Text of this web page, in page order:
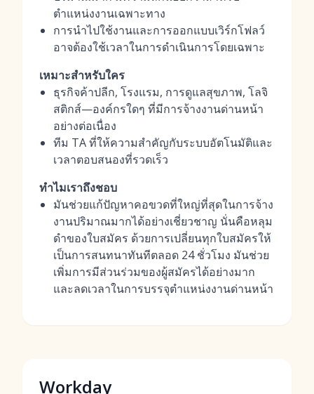
ตำแหน่งงานเฉพาะทาง
การนำไปใช้งานและการออกแบบเวิร์กโฟลว์
อาจต้องใช้เวลาในการดำเนินการโดยเฉพาะ
เหมาะสำหรับใคร
ธุรกิจค้าปลีก, โรงแรม, การดูแลสุขภาพ, โลจิ
สติกส์—องค์กรใดๆ ที่มีการจ้างงานด่านหน้า
อย่างต่อเนื่อง
ทีม TA ที่ให้ความสำคัญกับระบบอัตโนมัติและ
เวลาตอบสนองที่รวดเร็ว
ทำไมเราถึงชอบ
มันช่วยแก้ปัญหาคอขวดที่ใหญ่ที่สุดในการจ้าง
งานปริมาณมากได้อย่างเชี่ยวชาญ นั่นคือหลุม
ดำของใบสมัคร ด้วยการเปลี่ยนทุกใบสมัครให้
เป็นการสนทนาทันทีตลอด 24 ชั่วโมง มันช่วย
เพิ่มการมีส่วนร่วมของผู้สมัครได้อย่างมาก
และลดเวลาในการบรรจุตำแหน่งงานด่านหน้า
Workday